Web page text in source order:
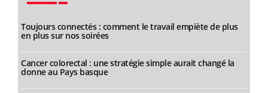
Toujours connectés : comment le travail empiète de plus
en plus sur nos soirées
Cancer colorectal : une stratégie simple aurait changé la
donne au Pays basque